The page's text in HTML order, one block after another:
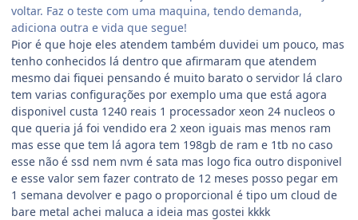
voltar. Faz o teste com uma maquina, tendo demanda,
adiciona outra e vida que segue!
Pior é que hoje eles atendem também duvidei um pouco, mas
tenho conhecidos lá dentro que afirmaram que atendem
mesmo dai fiquei pensando é muito barato o servidor lá claro
tem varias configurações por exemplo uma que está agora
disponivel custa 1240 reais 1 processador xeon 24 nucleos o
que queria já foi vendido era 2 xeon iguais mas menos ram
mas esse que tem lá agora tem 198gb de ram e 1tb no caso
esse não é ssd nem nvm é sata mas logo fica outro disponivel
e esse valor sem fazer contrato de 12 meses posso pegar em
1 semana devolver e pago o proporcional é tipo um cloud de
bare metal achei maluca a ideia mas gostei kkkk